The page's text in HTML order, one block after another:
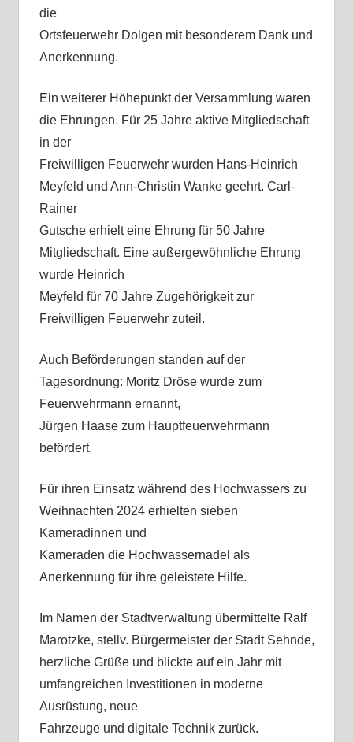
die
Ortsfeuerwehr Dolgen mit besonderem Dank und
Anerkennung.
Ein weiterer Höhepunkt der Versammlung waren
die Ehrungen. Für 25 Jahre aktive Mitgliedschaft
in der
Freiwilligen Feuerwehr wurden Hans-Heinrich
Meyfeld und Ann-Christin Wanke geehrt. Carl-
Rainer
Gutsche erhielt eine Ehrung für 50 Jahre
Mitgliedschaft. Eine außergewöhnliche Ehrung
wurde Heinrich
Meyfeld für 70 Jahre Zugehörigkeit zur
Freiwilligen Feuerwehr zuteil.
Auch Beförderungen standen auf der
Tagesordnung: Moritz Dröse wurde zum
Feuerwehrmann ernannt,
Jürgen Haase zum Hauptfeuerwehrmann
befördert.
Für ihren Einsatz während des Hochwassers zu
Weihnachten 2024 erhielten sieben
Kameradinnen und
Kameraden die Hochwassernadel als
Anerkennung für ihre geleistete Hilfe.
Im Namen der Stadtverwaltung übermittelte Ralf
Marotzke, stellv. Bürgermeister der Stadt Sehnde,
herzliche Grüße und blickte auf ein Jahr mit
umfangreichen Investitionen in moderne
Ausrüstung, neue
Fahrzeuge und digitale Technik zurück.